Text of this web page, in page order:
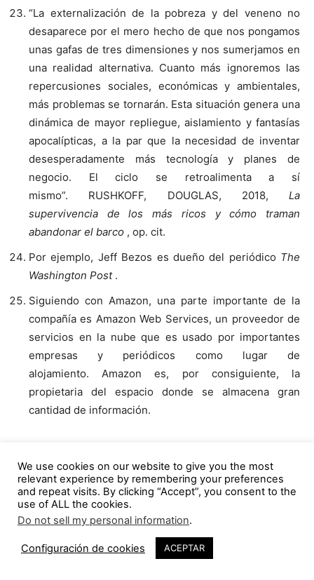
“La externalización de la pobreza y del veneno no
desaparece por el mero hecho de que nos pongamos
unas gafas de tres dimensiones y nos sumerjamos en
una realidad alternativa. Cuanto más ignoremos las
repercusiones sociales, económicas y ambientales,
más problemas se tornarán. Esta situación genera una
dinámica de mayor repliegue, aislamiento y fantasías
apocalípticas, a la par que la necesidad de inventar
desesperadamente más tecnología y planes de
negocio. El ciclo se retroalimenta a sí
mismo”. RUSHKOFF, DOUGLAS, 2018, La
supervivencia de los más ricos y cómo traman
abandonar el barco , op. cit.
Por ejemplo, Jeff Bezos es dueño del periódico The
Washington Post.
Siguiendo con Amazon, una parte importante de la
compañía es Amazon Web Services, un proveedor de
servicios en la nube que es usado por importantes
empresas y periódicos como lugar de
alojamiento. Amazon es, por consiguiente, la
propietaria del espacio donde se almacena gran
cantidad de información.
Andrea Branzi
archizoom
arquitectura
arquitectura informacional
arquitectura sostenible
Aurora Fernández Per
Beatriz Colomina
Carl Gustav Jung
Caruso St. John Architects
Charles Fox
We use cookies on our website to give you the most
relevant experience by remembering your preferences
and repeat visits. By clicking “Accept”, you consent to the
use of ALL the cookies.
Do not sell my personal information.
Configuración de cookies ACEPTAR